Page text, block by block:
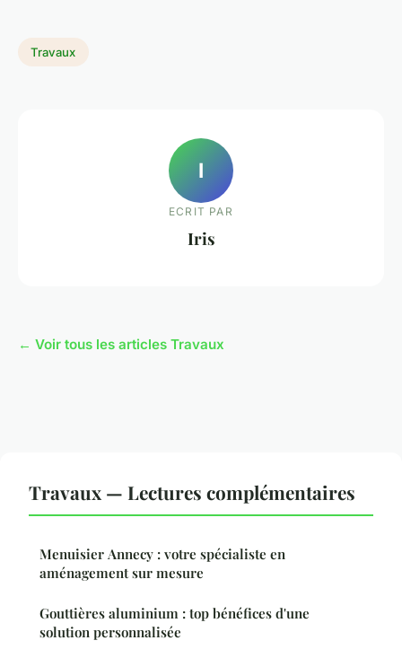
Travaux
I
ECRIT PAR
Iris
← Voir tous les articles Travaux
Travaux — Lectures complémentaires
Menuisier Annecy : votre spécialiste en
aménagement sur mesure
Gouttières aluminium : top bénéfices d'une
solution personnalisée